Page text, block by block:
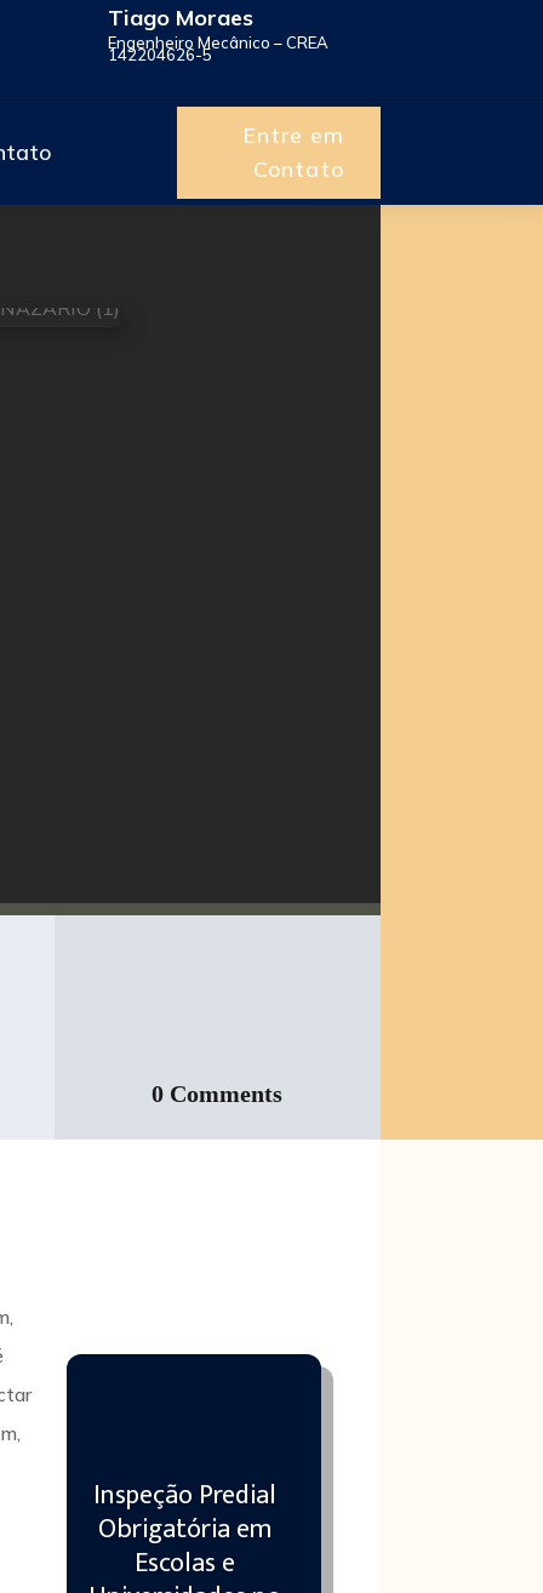
Tiago Moraes
Engenheiro Mecânico – CREA
142204626-5
Entre em
Contato
0 Comments
Inspeção Predial
Obrigatória em
Escolas e